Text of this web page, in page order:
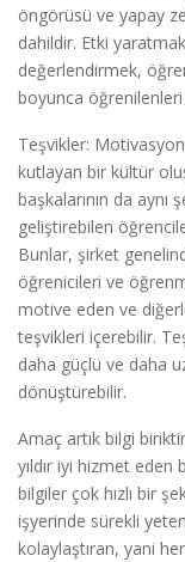
öngörüsü ve yapay
dahildir. Etki
değerlendirmek,
boyunca
Teşvikler:
kutlayan bir kültür
başkalarının da aynı
geliştirebilen
Bunlar, şirket
öğrenicileri ve
motive eden ve
teşvikleri içerebilir.
daha güçlü ve daha
dönüştürebilir.
Amaç artık bilgi
yıldır iyi hizmet
bilgiler çok hızlı bir
işyerinde sürekli
kolaylaştıran, yani